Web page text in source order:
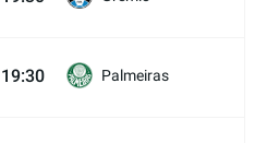
19:30 Palmeiras